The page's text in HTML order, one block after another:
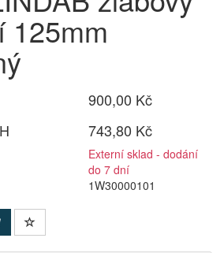
125mm
900,00 Kč
743,80 Kč
Externí sklad - dodání
do 7 dní
1W30000101